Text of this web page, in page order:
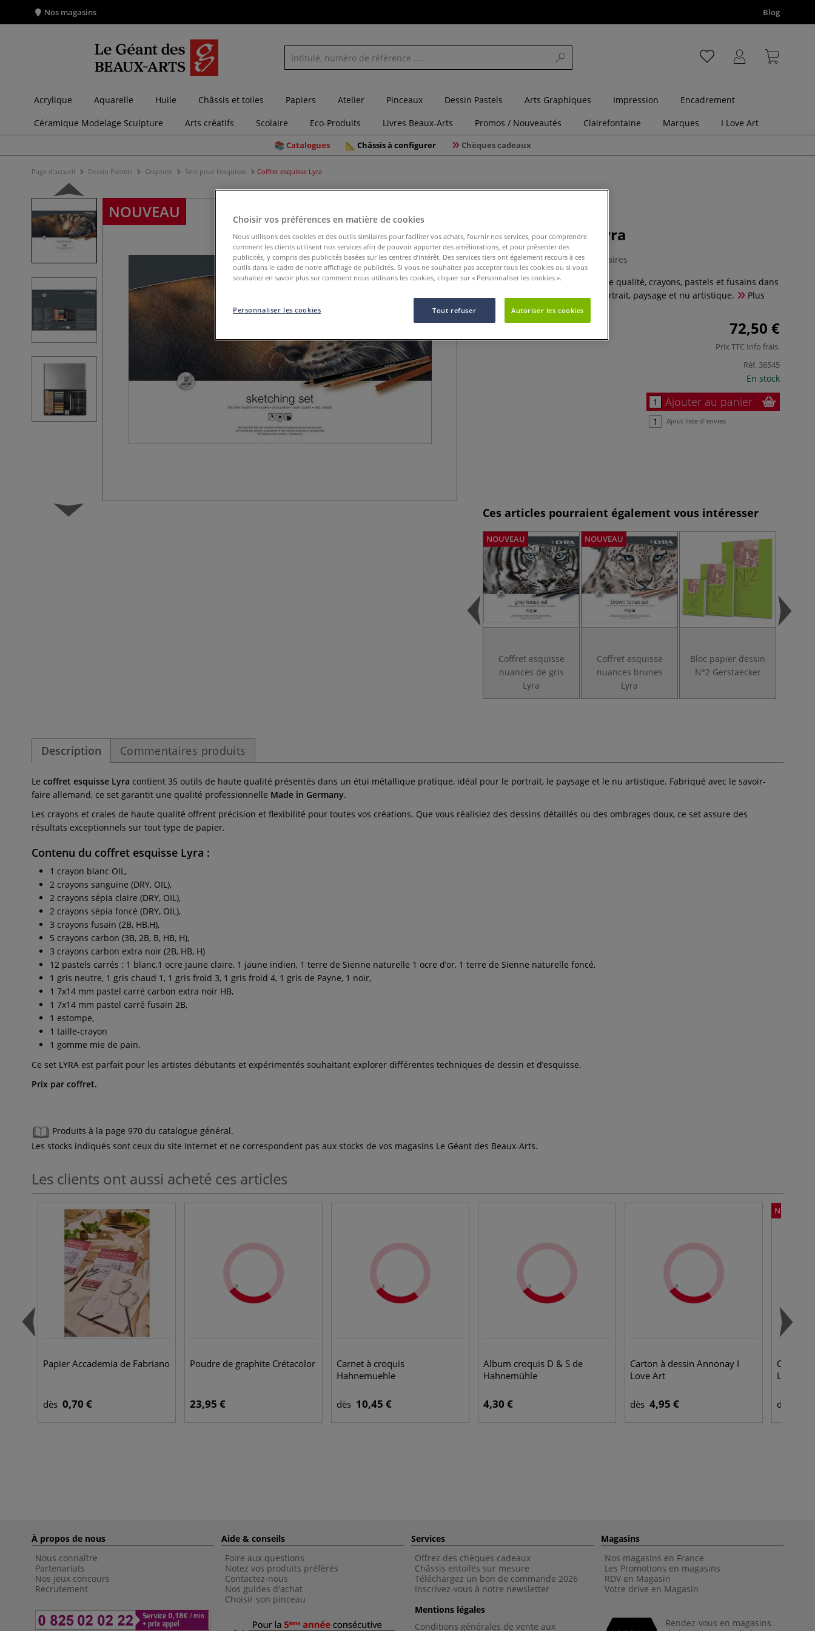
Nos magasins Blog
Acrylique Aquarelle Huile Châssis et toiles Papiers Atelier Pinceaux Dessin Pastels Arts Graphiques Impression
Encadrement
Céramique Modelage Sculpture
Arts créatifs Scolaire Eco-Produits Livres Beaux-Arts Promos / Nouveautés Clairefontaine Marques I Love Art
Catalogues Châssis à configurer Chèques cadeaux
Page d'accueil Dessin Pastels Graphite Sets pour l'esquisse Coffret esquisse Lyra
NOUVEAU
Coffret esquisse Lyra
0 Commentaires
Coffret esquisse Lyra : 35 outils de qualité, crayons, pastels et fusains dans
un étui métallique. Idéal pour portrait, paysage et nu artistique.
Plus
72,50 €
Prix TTC Info frais.
Réf. 36545
En stock
Ajouter au panier
Ajout liste d'envies
Ces articles pourraient également vous intéresser
NOUVEAU
Coffret esquisse
nuances de gris
Lyra
NOUVEAU
Coffret esquisse
nuances brunes
Lyra
Bloc papier dessin
N°2 Gerstaecker
Description Commentaires produits
Le coffret esquisse Lyra contient 35 outils de haute qualité présentés dans un étui métallique pratique, idéal pour le portrait, le paysage et le nu artistique. Fabriqué avec le savoir-
faire allemand, ce set garantit une qualité professionnelle Made in Germany.
Les crayons et craies de haute qualité offrent précision et flexibilité pour toutes vos créations. Que vous réalisiez des dessins détaillés ou des ombrages doux, ce set assure des
résultats exceptionnels sur tout type de papier.
Contenu du coffret esquisse Lyra :
1 crayon blanc OIL,
2 crayons sanguine (DRY, OIL),
2 crayons sépia claire (DRY, OIL),
2 crayons sépia foncé (DRY, OIL),
3 crayons fusain (2B, HB,H),
5 crayons carbon (3B, 2B, B, HB, H),
3 crayons carbon extra noir (2B, HB, H)
12 pastels carrés : 1 blanc,1 ocre jaune claire, 1 jaune indien, 1 terre de Sienne naturelle 1 ocre d’or, 1 terre de Sienne naturelle foncé,
1 gris neutre, 1 gris chaud 1, 1 gris froid 3, 1 gris froid 4, 1 gris de Payne, 1 noir,
1 7x14 mm pastel carré carbon extra noir HB,
1 7x14 mm pastel carré fusain 2B,
1 estompe,
1 taille-crayon
1 gomme mie de pain.
Ce set LYRA est parfait pour les artistes débutants et expérimentés souhaitant explorer différentes techniques de dessin et d’esquisse.
Prix par coffret.
Produits à la page 970 du catalogue général.
Les stocks indiqués sont ceux du site Internet et ne correspondent pas aux stocks de vos magasins Le Géant des Beaux-Arts.
Les clients ont aussi acheté ces articles
Papier Accademia de Fabriano
dès 0,70 €
Poudre de graphite Crétacolor
23,95 €
Carnet à croquis
Hahnemuehle
dès 10,45 €
Album croquis D & S de
Hahnemühle
4,30 €
Carton à dessin Annonay I
Love Art
dès 4,95 €
NOUVEAU
Coffrets
Lyra
dès
À propos de nous
Nous connaître
Partenariats
Nos jeux concours
Recrutement
Aide & conseils
Foire aux questions
Notez vos produits préférés
Contactez-nous
Nos guides d'achat
Choisir son pinceau
Services
Offrez des chèques cadeaux
Châssis entoilés sur mesure
Téléchargez un bon de commande 2026
Inscrivez-vous à notre newsletter
Mentions légales
Conditions générales de vente aux
Magasins
Nos magasins en France
Les Promotions en magasins
RDV en Magasin
Votre drive en Magasin
Rendez-vous en magasins
Choisir vos préférences en matière de cookies
Nous utilisons des cookies et des outils similaires pour faciliter vos achats, fournir nos services, pour comprendre
comment les clients utilisent nos services afin de pouvoir apporter des améliorations, et pour présenter des
publicités, y compris des publicités basées sur les centres d’intérêt. Des services tiers ont également recours à ces
outils dans le cadre de notre affichage de publicités. Si vous ne souhaitez pas accepter tous les cookies ou si vous
souhaitez en savoir plus sur comment nous utilisons les cookies, cliquer sur « Personnaliser les cookies ».
Tout refuser Autoriser les cookies
Personnaliser les cookies